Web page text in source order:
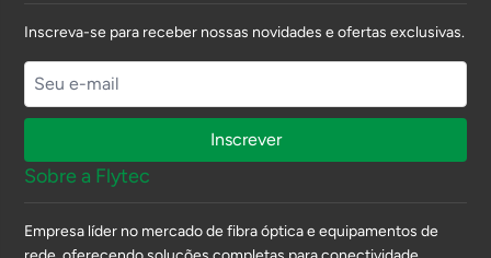
Sobre a Flytec
Empresa líder no mercado de fibra óptica e equipamentos de
Inscreva-se para receber nossas novidades e ofertas exclusivas.
Inscrever